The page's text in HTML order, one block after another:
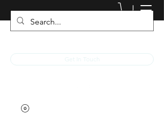
JACKED RACEWEAR
Get In Touch